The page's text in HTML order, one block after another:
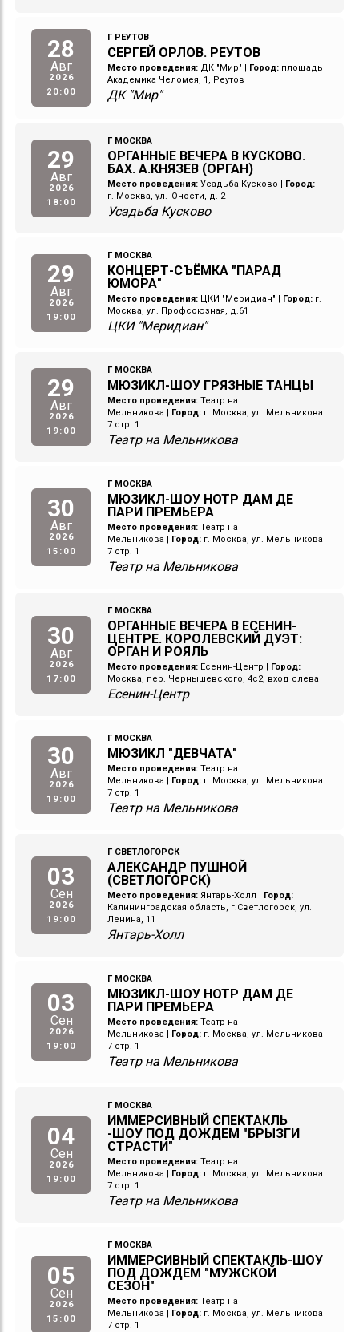
28
Авг
2026
20:00
Г РЕУТОВ
СЕРГЕЙ ОРЛОВ. РЕУТОВ
Место проведения: ДК "Мир" | Город: площадь
Академика Челомея, 1, Реутов
ДК "Мир"
29
Авг
2026
18:00
Г МОСКВА
ОРГАННЫЕ ВЕЧЕРА В КУСКОВО.
БАХ. А.КНЯЗЕВ (ОРГАН)
Место проведения: Усадьба Кусково
Город:
г. Москва, ул. Юности, д. 2
Усадьба Кусково
29
Авг
2026
19:00
Г МОСКВА
КОНЦЕРТ-СЪЁМКА "ПАРАД
ЮМОРА"
Место проведения: ЦКИ "Меридиан" Город: г.
Москва, ул. Профсоюзная, д.61
ЦКИ "Меридиан"
29
Авг
2026
19:00
Г МОСКВА
МЮЗИКЛ-ШОУ ГРЯЗНЫЕ ТАНЦЫ
Место проведения: Театр на
Мельникова
Город: г. Москва, ул. Мельникова
7 стр. 1
Театр на Мельникова
30
Авг
2026
15:00
Г МОСКВА
МЮЗИКЛ-ШОУ НОТР ДАМ ДЕ
ПАРИ ПРЕМЬЕРА
Место проведения: Театр на
Мельникова
Город: г. Москва, ул. Мельникова
7 стр. 1
Театр на Мельникова
30
Авг
2026
17:00
Г МОСКВА
ОРГАННЫЕ ВЕЧЕРА В ЕСЕНИН-
ЦЕНТРЕ. КОРОЛЕВСКИЙ ДУЭТ:
ОРГАН И РОЯЛЬ
Место проведения: Есенин-Центр
Город:
Москва, пер. Чернышевского, 4с2, вход слева
Есенин-Центр
30
Авг
2026
19:00
Г МОСКВА
МЮЗИКЛ "ДЕВЧАТА"
Место проведения: Театр на
Мельникова
Город: г. Москва, ул. Мельникова
7 стр. 1
Театр на Мельникова
03
Сен
2026
19:00
Г СВЕТЛОГОРСК
АЛЕКСАНДР ПУШНОЙ
(СВЕТЛОГОРСК)
Место проведения: Янтарь-Холл
Город:
Калининградская область, г.Светлогорск, ул.
Ленина, 11
Янтарь-Холл
03
Сен
2026
19:00
Г МОСКВА
МЮЗИКЛ-ШОУ НОТР ДАМ ДЕ
ПАРИ ПРЕМЬЕРА
Место проведения: Театр на
Мельникова
Город: г. Москва, ул. Мельникова
7 стр. 1
Театр на Мельникова
04
Сен
2026
19:00
Г МОСКВА
ИММЕРСИВНЫЙ СПЕКТАКЛЬ
-ШОУ ПОД ДОЖДЕМ "БРЫЗГИ
СТРАСТИ"
Место проведения: Театр на
Мельникова
Город: г. Москва, ул. Мельникова
7 стр. 1
Театр на Мельникова
05
Сен
2026
15:00
Г МОСКВА
ИММЕРСИВНЫЙ СПЕКТАКЛЬ-ШОУ
ПОД ДОЖДЕМ "МУЖСКОЙ
СЕЗОН"
Место проведения: Театр на
Мельникова
Город: г. Москва, ул. Мельникова
7 стр. 1